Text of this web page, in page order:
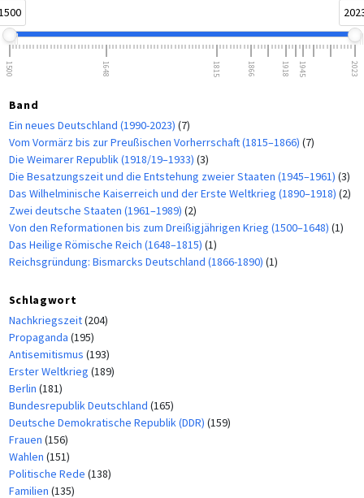
1500 1648 1815 1866 1918 1945 2023
Band
Ein neues Deutschland (1990-2023) (7)
Vom Vormärz bis zur Preußischen Vorherrschaft (1815–1866) (7)
Die Weimarer Republik (1918/19–1933) (3)
Die Besatzungszeit und die Entstehung zweier Staaten (1945–1961) (3)
Das Wilhelminische Kaiserreich und der Erste Weltkrieg (1890–1918) (2)
Zwei deutsche Staaten (1961–1989) (2)
Von den Reformationen bis zum Dreißigjährigen Krieg (1500–1648) (1)
Das Heilige Römische Reich (1648–1815) (1)
Reichsgründung: Bismarcks Deutschland (1866-1890) (1)
Schlagwort
Nachkriegszeit(204)
Propaganda (195)
Antisemitismus (193)
Erster Weltkrieg (189)
Berlin (181)
Bundesrepublik Deutschland (165)
Deutsche Demokratische Republik (DDR) (159)
Frauen (156)
Wahlen (151)
Politische Rede (138)
Familien (135)